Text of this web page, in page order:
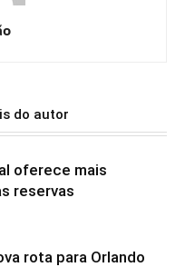
do autor
oferece mais
reservas
rota para Orlando